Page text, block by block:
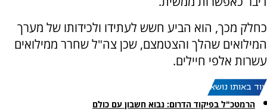
כחלק מכך, הוא הביע חשש לעתידו ולכידותו של מערך
המילואים שהלך והצטמצם, שכן צה"ל שחרר ממילואים
עשרות אלפי חיילים.
עוד באותו נושא:
הרמטכ"ל בפיקוד הדרום: נבוא חשבון עם כולם